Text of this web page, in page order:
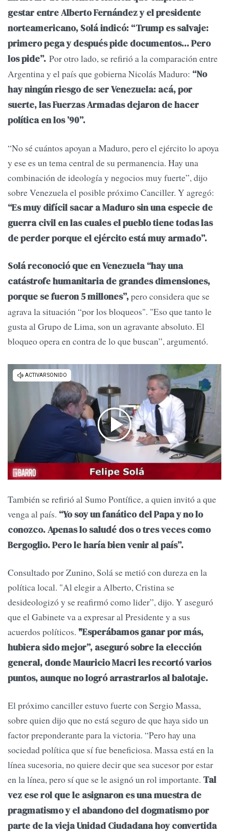
gestar entre Alberto Fernández y el presidente
norteamericano, Solá indicó: “Trump es salvaje:
primero pega y después pide documentos... Pero
los pide”. Por otro lado, se refirió a la comparación entre
Argentina y el país que gobierna Nicolás Maduro: “No
hay ningún riesgo de ser Venezuela: acá, por
suerte, las Fuerzas Armadas dejaron de hacer
política en los ’90”.
“No sé cuántos apoyan a Maduro, pero el ejército lo apoya
y ese es un tema central de su permanencia. Hay una
combinación de ideología y negocios muy fuerte”, dijo
sobre Venezuela el posible próximo Canciller. Y agregó:
“Es muy difícil sacar a Maduro sin una especie de
guerra civil en las cuales el pueblo tiene todas las
de perder porque el ejército está muy armado”.
Solá reconoció que en Venezuela “hay una
catástrofe humanitaria de grandes dimensiones,
porque se fueron 5 millones”,pero considera que se
agrava la situación “por los bloqueos". "Eso que tanto le
gusta al Grupo de Lima, son un agravante absoluto. El
bloqueo opera en contra de lo que buscan”, argumentó.
También se refirió al Sumo Pontífice, a quien invitó a que
venga al país. “Yo soy un fanático del Papa y no lo
conozco. Apenas lo saludé dos o tres veces como
Bergoglio. Pero le haría bien venir al país”.
Consultado por Zunino, Solá se metió con dureza en la
política local. "Al elegir a Alberto, Cristina se
desideologizó y se reafirmó como lider”, dijo. Y aseguró
que el Gabinete va a expresar al Presidente y a sus
acuerdos políticos. "Esperábamos ganar por más,
hubiera sido mejor”, aseguró sobre la elección
general, donde Mauricio Macri les recortó varios
puntos, aunque no logró arrastrarlos al balotaje.
El próximo canciller estuvo fuerte con Sergio Massa,
sobre quien dijo que no está seguro de que haya sido un
factor preponderante para la victoria. “Pero hay una
sociedad política que sí fue beneficiosa. Massa está en la
línea sucesoria, no quiere decir que sea sucesor por estar
en la línea, pero sí que se le asignó un rol importante. Tal
vez ese rol que le asignaron es una muestra de
pragmatismo y el abandono del dogmatismo por
parte de la vieja Unidad Ciudadana hoy convertida